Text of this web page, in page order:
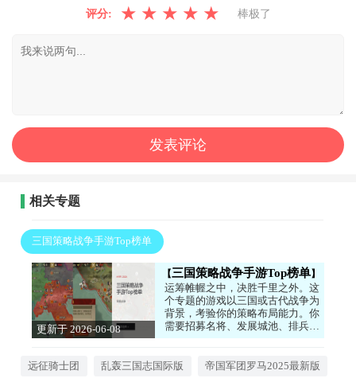
评分: ★ ★ ★ ★ ★ 棒极了
相关专题
三国策略战争手游Top榜单
更新于 2026-06-08
三国策略战争手游Top榜单
运筹帷幄之中，决胜千里之外。这
个专题的游戏以三国或古代战争为
背景，考验你的策略布局能力。你
需要招募名将、发展城池、排兵布
阵，在战场上与敌人斗智斗勇。无
放置策略玩法，这里都有适合你的
远征骑士团 乱轰三国志国际版 帝国军团罗马2025最新版